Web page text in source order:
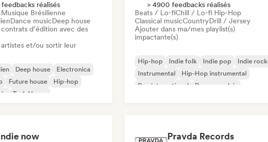
réalisés
Musique Brésilienne
Dance musicDeep house
d’édition avec des
artistes et/ou sortir leur
Deep house
Electronica
Future house
Hip-hop
Tech House
> 4900 feedbacks réalisés
Beats / Lo-fiChill / Lo-fi Hip-Hop
Classical musicCountryDrill / Jersey
Ajouter dans ma/mes playlist(s)
impactante(s)
Hip-hop Indie folk Indie pop
Indie rock
Instrumental
Hip-Hop instrumental
Rap international
Rap en anglais
now Pravda Records